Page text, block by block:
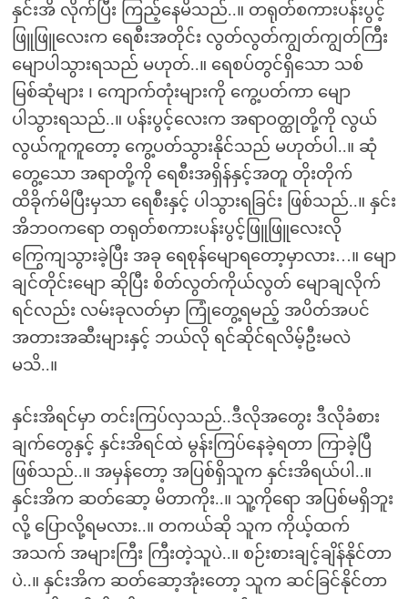
နှင်းအိ လိုက်ပြီး ကြည့်နေမိသည်..။ တရုတ်စကားပန်းပွင့်
ဖြူဖြူလေးက ရေစီးအတိုင်း လွတ်လွတ်ကျွတ်ကျွတ်ကြီး
မျောပါသွားရသည် မဟုတ်..။ ရေစပ်တွင်ရှိသော သစ်
မြစ်ဆုံများ ၊ ကျောက်တုံးများကို ကွေ့ပတ်ကာ မျော
ပါသွားရသည်..။ ပန်းပွင့်လေးက အရာဝတ္ထုတို့ကို လွယ်
လွယ်ကူကူတော့ ကွေ့ပတ်သွားနိုင်သည် မဟုတ်ပါ..။ ဆုံ
တွေ့သော အရာတို့ကို ရေစီးအရှိန်နှင့်အတူ တိုးတိုက်
ထိခိုက်မိပြီးမှသာ ရေစီးနှင့် ပါသွားရခြင်း ဖြစ်သည်..။ နှင်း
အိဘဝကရော တရုတ်စကားပန်းပွင့်ဖြူဖြူလေးလို
ကြွေကျသွားခဲ့ပြီး အခု ရေစုန်မျောရတော့မှာလား…။ မျော
ချင်တိုင်းမျော ဆိုပြီး စိတ်လွတ်ကိုယ်လွတ် မျောချလိုက်
ရင်လည်း လမ်းခုလတ်မှာ ကြုံတွေ့ရမည့် အပိတ်အပင်
အတားအဆီးများနှင့် ဘယ်လို ရင်ဆိုင်ရလိမ့်ဦးမလဲ
မသိ..။
နှင်းအိရင်မှာ တင်းကြပ်လှသည်..ဒီလိုအတွေး ဒီလိုခံစား
ချက်တွေနှင့် နှင်းအိရင်ထဲ မွန်းကြပ်နေခဲ့ရတာ ကြာခဲ့ပြီ
ဖြစ်သည်..။ အမှန်တော့ အပြစ်ရှိသူက နှင်းအိရယ်ပါ..။
နှင်းအိက ဆတ်ဆော့ မိတာကိုး..။ သူ့ကိုရော အပြစ်မရှိဘူး
လို့ ပြောလို့ရမလား..။ တကယ်ဆို သူက ကိုယ့်ထက်
အသက် အများကြီး ကြီးတဲ့သူပဲ..။ စဉ်းစားချင့်ချိန်နိုင်တာ
ပဲ..။ နှင်းအိက ဆတ်ဆော့အုံးတော့ သူက ဆင်ခြင်နိုင်တာ